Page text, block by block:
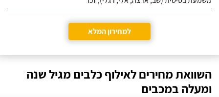
למחירון המלא
השוואת מחירים לאילוף כלבים מגיל שנה
ומעלה במכבים